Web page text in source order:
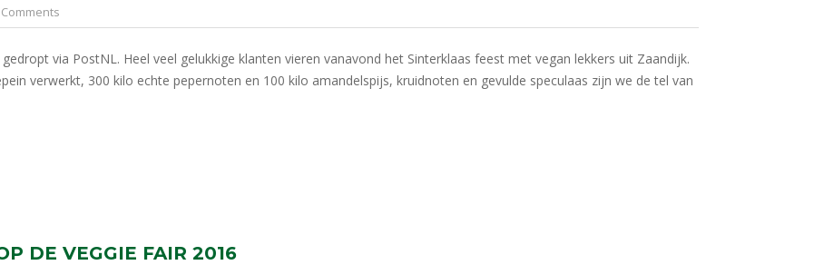
via PostNL. Heel veel gelukkige klanten vieren vanavond het Sinterklaas feest met vegan lekkers uit Zaandijk.
verwerkt, 300 kilo echte pepernoten en 100 kilo amandelspijs, kruidnoten en gevulde speculaas zijn we de tel van
DE VEGGIE FAIR 2016